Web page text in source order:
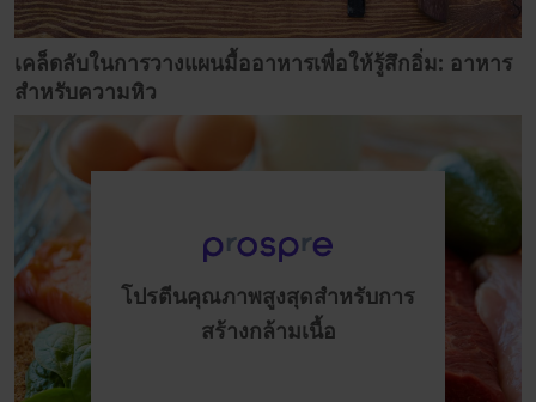
เคล็ดลับในการวางแผนมื้ออาหารเพื่อให้รู้สึกอิ่ม: อาหาร
สำหรับความหิว
โปรตีนคุณภาพสูงสุดสำหรับการ
สร้างกล้ามเนื้อ